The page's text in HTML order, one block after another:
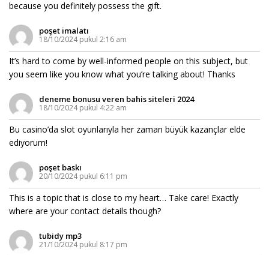
because you definitely possess the gift.
poşet imalatı
18/10/2024 pukul 2:16 am
It’s hard to come by well-informed people on this subject, but
you seem like you know what you’re talking about! Thanks
deneme bonusu veren bahis siteleri 2024
18/10/2024 pukul 4:22 am
Bu casino’da slot oyunlarıyla her zaman büyük kazançlar elde
ediyorum!
poşet baskı
20/10/2024 pukul 6:11 pm
This is a topic that is close to my heart… Take care! Exactly
where are your contact details though?
tubidy mp3
21/10/2024 pukul 8:17 pm